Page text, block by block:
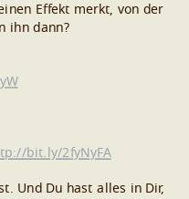
Effekt merkt, von der
ihn dann?
bit.ly/2fyNyFA
Und Du hast alles in Dir,